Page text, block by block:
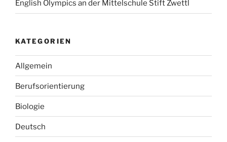
English Olympics an der Mittelschule Stift Zwettl
KATEGORIEN
Allgemein
Berufsorientierung
Biologie
Deutsch